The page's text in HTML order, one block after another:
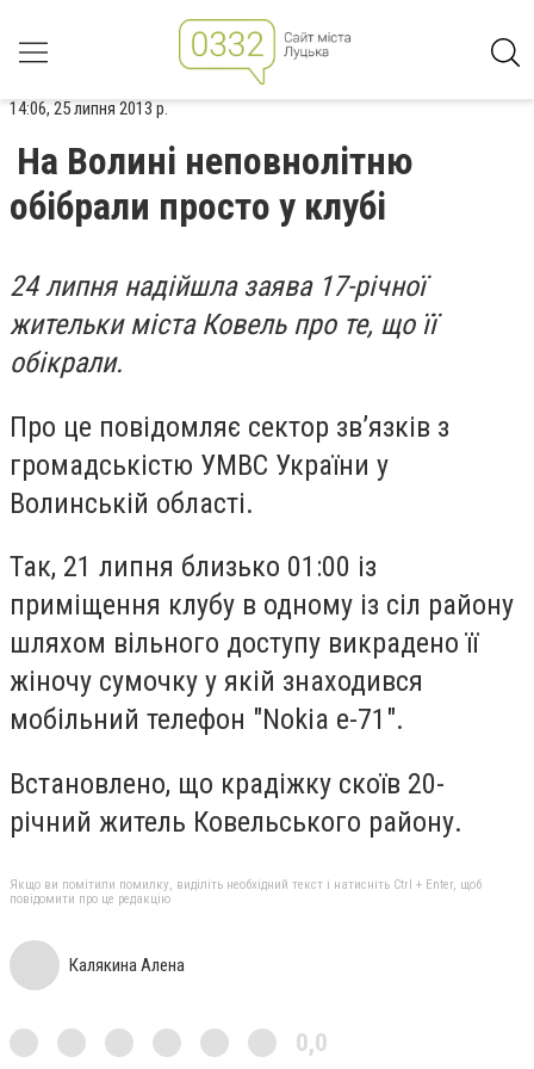
14:06, 25 липня 2013 р.
На Волині неповнолітню
обібрали просто у клубі
24 липня надійшла заява 17-річної
жительки міста Ковель про те, що її
обікрали.
Про це повідомляє сектор зв’язків з
громадськістю УМВС України у
Волинській області.
Так, 21 липня близько 01:00 із
приміщення клубу в одному із сіл району
шляхом вільного доступу викрадено її
жіночу сумочку у якій знаходився
мобільний телефон "Nokia е-71".
Встановлено, що крадіжку скоїв 20-
річний житель Ковельського району.
Якщо ви помітили помилку, виділіть необхідний текст і натисніть Ctrl + Enter, щоб
повідомити про це редакцію
Калякина Алена
0,0